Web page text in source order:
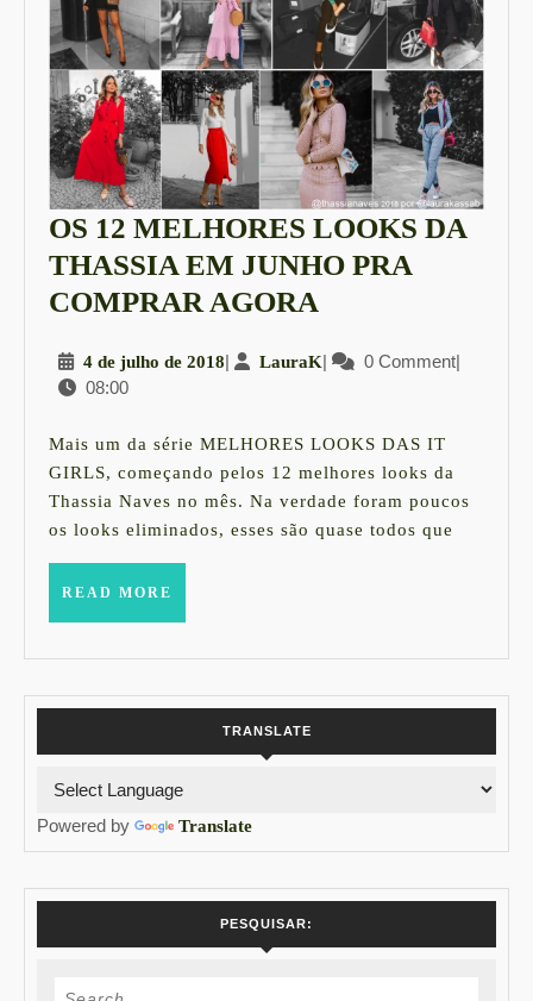
OS 12 MELHORES LOOKS DA
THASSIA EM JUNHO PRA
COMPRAR AGORA
MELHORES
DA
THASSIA
EM
JUNHO
AGORA
4 de julho de 20184
de
2018
| LauraKLauraK
| 0 Comment|
08:00
Mais um da série MELHORES LOOKS DAS IT
GIRLS, começando pelos 12 melhores looks da
Thassia Naves no mês. Na verdade foram poucos
os looks eliminados, esses são quase todos que
READ MORE
TRANSLATE
Powered by Translate
PESQUISAR:
Search